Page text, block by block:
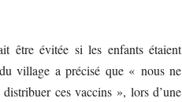
être évitée si les enfants étaient
village a précisé que « nous ne
ces vaccins », lors d’une